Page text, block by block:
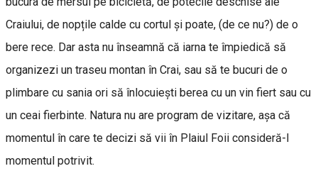
Craiului, de nopțile calde cu cortul și poate, (de ce nu?) de o
bere rece. Dar asta nu înseamnă că iarna te împiedică să
organizezi un traseu montan în Crai, sau să te bucuri de o
plimbare cu sania ori să înlocuiești berea cu un vin fiert sau cu
un ceai fierbinte. Natura nu are program de vizitare, așa că
momentul în care te decizi să vii în Plaiul Foii consideră-l
momentul potrivit.